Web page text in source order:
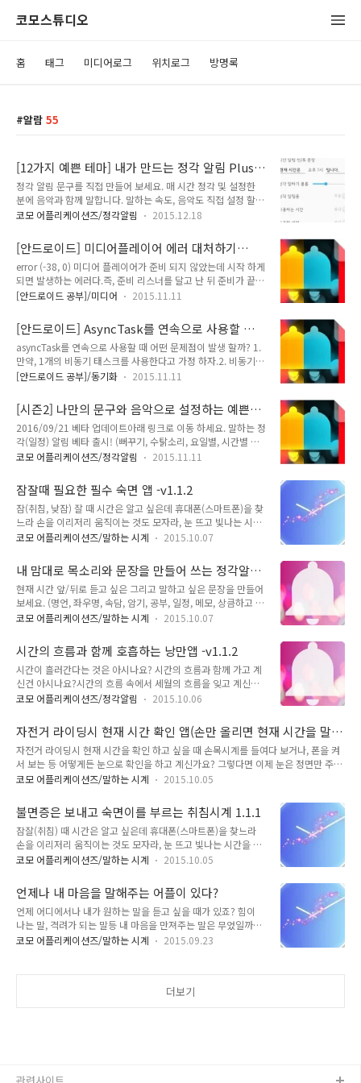
코모스튜디오
홈 태그 미디어로그 위치로그 방명록
알람 55
[12가지 예쁜 테마] 내가 만드는 정각 알림 Plus
시즌2
정각 알림 문구를 직접 만들어 보세요. 매 시간 정각 및 설정한
분에 음악과 함께 말합니다. 말하는 속도, 음악도 직접 설정 할수
있습니다. 내가 만드는 정각알림이 여러분들의 많은 관심과 격려
왔습니다.구글플레이에서 무료 다운 받기 내가 직접 만든 문구를
매 시간 정각 및 설정한 분에 (음성과 음악(벨)으로) 들을 수 있습
니다. **** 정말 정확합니다. 절대 정시를 놓치지 않습니다.
****** 정말 쉽습니다. 유치원생부터 200세까지 누구나 한 번
에 사용 할 수 있어요 ****** 하루에 배터리와 CPU를 24초만
로 듣고 싶은 그리고 말하고 싶은 문장을 만들어 보..
코모 어플리케이션즈/정각알림 2015.12.18
[안드로이드] 미디어플레이어 에러 대처하기
(-38, -19)
error (-38, 0) 미디어 플레이어가 준비 되지 않았는데 시작 하게
되면 발생하는 에러다.즉, 준비 리스너를 달고 난 뒤 준비가 끝났
다는 이벤트가 오면 시작 시키도록 하자.
mPlayer.setOnPreparedListener(new
MediaPlayer.OnPreparedListener() { public void
onPrepared(MediaPlayer mp) { mp.start(); } }); 그러나,위
와 같이 하면 또.. -38이 날 확률이 높다.
mPlayer.prepareAsync(); 아래와 같이 코드를 리스너 밑으로
다..... mPlayer.setOnPreparedListe..
[안드로이드 공부]/미디어 2015.11.11
[안드로이드] AsyncTask를 연속으로 사용할 때
문제점
asyncTask를 연속으로 사용할 때 어떤 문제점이 발생 할까? 1.
만약, 1개의 비동기 태스크를 사용한다고 가정 하자.2. 비동기
태스크가 사용자에 의해 계속 호출 된다고 하자.3. 비동기 태스
무슨 문제가 있나? 5. 원래 비동기 태스크의 결과는 항상
onPost에서 얻어오기를 희망 한다. 6. 하지만... 연속으로 비동
기태스크를 돌리게 되면 섞이는 경우가 발생한다.7. A가 처음 태
스크, B를 두 번째 태스크라고 하자.8. A가 돌고 있는데 B를 실
행 했다. 9. A의 onPost가 실행되고 A는 마무리 짓는다. 이것이
된다. 즉, 끼어든다.11. 하지만.. A..
[안드로이드 공부]/동기화 2015.11.11
[시즌2] 나만의 문구와 음악으로 설정하는 예쁜
정각알림 Plus
2016/09/21 베타 업데이트아래 링크로 이동 하세요. 말하는 정
각(일정) 알림 베타 출시! (뻐꾸기, 수탉소리, 요일별, 시간별 문
장, 간격 알림, 반복 알림등 다양한 알람 기능 추가) 이전 버전 정
에 음악과 함께 말합니다. 말하는 속도, 음악도 직접 설정 할수있
습니다. 내가 만드는 정각알림이 여러분들의 많은 관심과 호응으
로 시즌1에 이어 완전히 바뀐 UI와 기능으로 시즌2로 다시 돌아
왔습니다.구글플레이에서 무료 다운 받기 내가 직접 만든 문구를
매 시간 정각 및 설정한 분에 (음성과 음악(벨)으로) 들을 수 있습
****** 정말 쉽습니다. 유치원생부터 200세까지 누구..
코모 어플리케이션즈/정각알림 2015.11.11
잠잘때 필요한 필수 숙면 앱 -v1.1.2
잠(취침, 낮잠) 잘 때 시간은 알고 싶은데 휴대폰(스마트폰)을 찾
느라 손을 이리저리 움직이는 것도 모자라, 눈 뜨고 빛나는 시간
을 확인 해야 한 적이 많으신가요? 이렇게 시간을 확인 했다면
면 잘 잘것 같은데....' 자다가 잠깐 깨어났는데 시간만 확인 하고
싶은데....' '알람이 울릴 때가 되었는데 지금은 몇시인지... 확인
하면 잠 다 깰 것 같고...' 이런적이 많으신가요? 그렇다면 숙면
시계 어플을 만나보세요. 주무시던 잠 그대로 반 수면 상태에서
확인 하고 깊은 수면 상태로 다시 보내드립니다. 또한, 불면증으
이 드는데 오래 걸리시는 분들께도 조용히 시간만 확인 시켜..
코모 어플리케이션즈/말하는 시계 2015.10.07
내 맘대로 목소리와 문장을 만들어 쓰는 정각알림
앱 -스마트폰 v1.1.3
현재 시간 앞/뒤로 듣고 싶은 그리고 말하고 싶은 문장을 만들어
보세요. (명언, 좌우명, 속담, 암기, 공부, 일정, 메모, 상큼하고 활
기찬 문구등으로 만들수 있습니다.) 매 시간 정각이 되면 시간과
(새로운 기능은요 ?) 1. 남여 성우 변경 가능, 읽어주는 속도 변
경, 언어 변경(영어 공부하세요), 말하기 엔진 변경 가능 (단, 제
조사 및 단말기에 따라 다름.) (취향대로 변경하세요. 당신만의
읽어주는 비서가 됩니다.) 2. 미리듣기 UI 변경(플레이/포즈) 3.
현재 시간 말하기에서 '오후12시.' '. '을 점으로 읽어주는 현상 제
정말 정확합니다. 절대 정시를..
코모 어플리케이션즈/말하는 시계 2015.10.07
시간의 흐름과 함께 호흡하는 낭만앱 -v1.1.2
시간이 흘러간다는 것은 아시나요? 시간의 흐름과 함께 가고 계
신건 아시나요?시간의 흐름 속에서 세월의 흐름을 잊고 계신건
아시나요? 이제 당신의 시간을 되찾아 와보세요. 시간을 세상에
름을 느껴보세요.시간과 함께 호흡하며 살아 보세요.가을 하늘
높아지는 낭만과 함께... 현재 시간 앞/뒤로 듣고 싶은 그리고 말
하고 싶은 문장을 만들어 보세요. (명언, 좌우명, 속담, 암기, 공
부, 일정, 메모, 상큼하고 활기찬 문구등으로 만들수 있습니다.)
매 시간 정각이 되면 시간과 함께 읽어 드립니다. 오늘 1.1.2 버
변경 가능, 읽어주는 속도 변경, 언어 변경(영어 공부하세요),
말..
코모 어플리케이션즈/정각알림 2015.10.06
자전거 라이딩시 현재 시간 확인 앱(손만 올리면 현재 시간을 말
해줘요)
자전거 라이딩시 현재 시간을 확인 하고 싶을 때 손목시계를 들여다 보거나, 폰을 켜
서 보는 등 어떻게든 눈으로 확인을 하고 계신가요? 그렇다면 이제 눈은 정면만 주시
하세요. 안전 운전 해야죠! 시간을 알고 싶을 때는 거치대에 올려 놓은 폰 위에 손만
요. '오늘 화창한 가을날 30Km를 완주 할테야. 지금은 오후 2시 33분. 조금만 더 가
자! 아자 아자!' 등과 같이 현재 시간 앞 뒤로 원하는 문구를 넣으면 시간 확인 시 마다
음성으로 알려 드립니다. 정말 편하고 재미있고 쉽죠? 그럼, 자전거에만 활용 하냐고
요? 쓰임새가 정말 많답니다. 잠잘(취침) 때 시간은 알고 싶은데 휴대폰(스마트폰)을
찾느라 손을 이리저리 움직이는 ..
코모 어플리케이션즈/말하는 시계 2015.10.05
불면증은 보내고 숙면이를 부르는 취침시계 1.1.1
잠잘(취침) 때 시간은 알고 싶은데 휴대폰(스마트폰)을 찾느라
손을 이리저리 움직이는 것도 모자라, 눈 뜨고 빛나는 시간을 확
인 해야 한 적이 많으신가요? 이렇게 시간을 확인 했다면 이미
잘것 같은데....' 자다가 잠깐 깨어났는데 시간만 확인 하고 싶은
데....' '알람이 울릴 때가 되었는데 지금은 몇시인지... 확인 하면
잠 다 깰 것 같고...' 이런적이 많으신가요? 그렇다면 숙면 시계
어플을 만나보세요. 주무시던 잠 그대로 반 수면 상태에서 확인
하고 깊은 수면 상태로 다시 보내드립니다. 또한, 불면증으로 시
코모 어플리케이션즈/말하는 시계 2015.10.05
언제나 내 마음을 말해주는 어플이 있다?
언제 어디에서나 내가 원하는 말을 듣고 싶을 때가 있죠? 힘이
나는 말, 격려가 되는 말등 내 마음을 만져주는 말은 무었일까
요? 정답은 나만 알고 있습니다. 다른 사람이 나의 마음은 알기
서는 말하는 기능 밖에 없었지만, 이번 1.0.9 버전에서는 정말 편
코모 어플리케이션즈/말하는 시계 2015.09.23
더보기